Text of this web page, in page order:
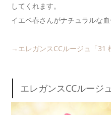
してくれます。
イエベ春さんがナチュラルな
→エレガンスCCルージュ「31
エレガンスCCルージ